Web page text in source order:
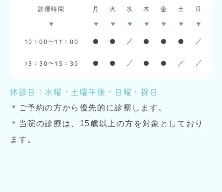
診療時間 月 火 水 木 金 土 日
10：00〜11：00 ● ● ／ ● ● ● ／
13：30〜15：30 ● ● ／ ● ● ／ ／
休診日：水曜・土曜午後・日曜・祝日
＊ご予約の方から優先的に診察します。
＊当院の診療は、15歳以上の方を対象としており
ます。